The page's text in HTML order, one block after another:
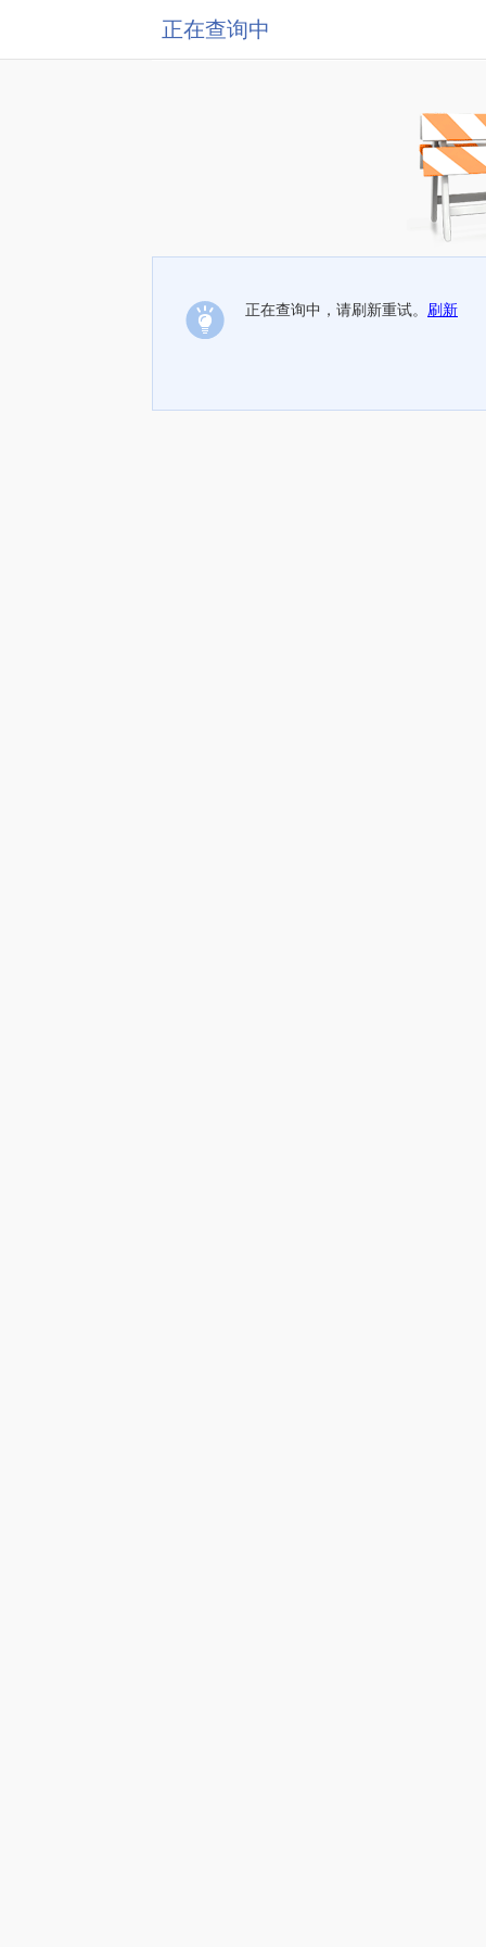
正在查询中
正在查询中，请刷新重试。 刷新